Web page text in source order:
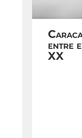
entre
XX